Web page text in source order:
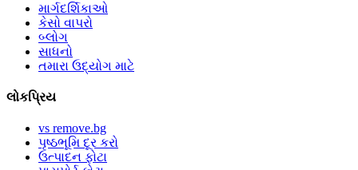
માર્ગદર્શિકાઓ
કેસો વાપરો
બ્લોગ
સાધનો
તમારા ઉદ્યોગ માટે
લોકપ્રિય
vs remove.bg
પૃષ્ઠભૂમિ દૂર કરો
ઉત્પાદન ફોટા